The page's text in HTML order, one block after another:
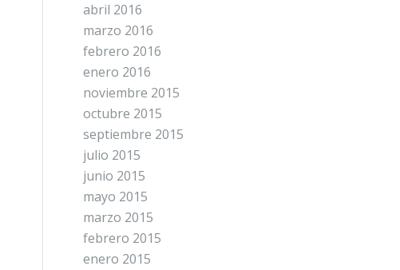
abril 2016
marzo 2016
febrero 2016
enero 2016
noviembre 2015
octubre 2015
septiembre 2015
julio 2015
junio 2015
mayo 2015
marzo 2015
febrero 2015
enero 2015